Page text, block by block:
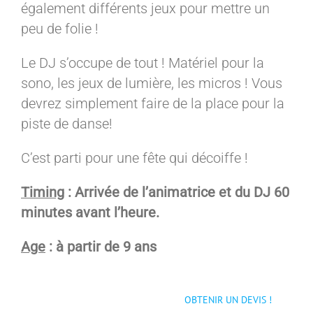
également différents jeux pour mettre un
peu de folie !
Le DJ s’occupe de tout ! Matériel pour la
sono, les jeux de lumière, les micros ! Vous
devrez simplement faire de la place pour la
piste de danse!
C’est parti pour une fête qui décoiffe !
Timing : Arrivée de l’animatrice et du DJ 60
minutes avant l’heure.
Age : à partir de 9 ans
OBTENIR UN DEVIS !